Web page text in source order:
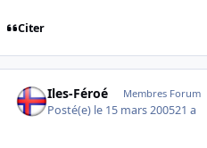
Citer
Iles-Féroé Membres Forum
Posté(e) le 15 mars 200521 a